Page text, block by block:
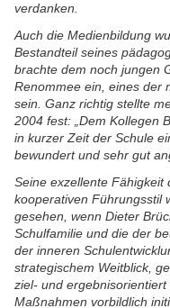
verdanken.
Auch die Medienbildung
Bestandteil seines
brachte dem noch jungen
Renommee ein, eines der
sein. Ganz richtig stellte
2004 fest: „Dem Kollegen
in kurzer Zeit der Schule
bewundert und sehr gut
Seine exzellente
kooperativen Führungsstil
gesehen, wenn Dieter
Schulfamilie und die der
der inneren
strategischem Weitblick,
ziel- und
Maßnahmen vorbildlich